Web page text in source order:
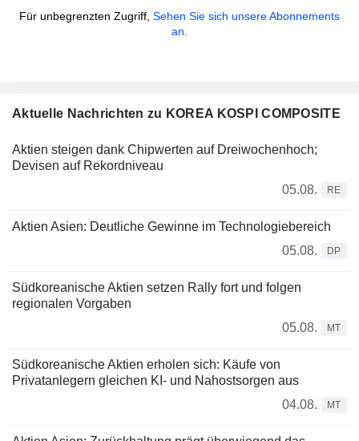
Für unbegrenzten Zugriff, Sehen Sie sich unsere Abonnements
an.
Aktuelle Nachrichten zu KOREA KOSPI COMPOSITE
Aktien steigen dank Chipwerten auf Dreiwochenhoch;
Devisen auf Rekordniveau
05.08.
RE
Aktien Asien: Deutliche Gewinne im Technologiebereich
05.08.
DP
Südkoreanische Aktien setzen Rally fort und folgen
regionalen Vorgaben
05.08.
MT
Südkoreanische Aktien erholen sich: Käufe von
Privatanlegern gleichen KI- und Nahostsorgen aus
04.08.
MT